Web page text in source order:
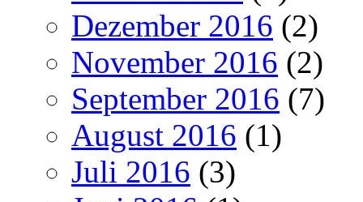
Dezember 2016 (2)
November 2016 (2)
September 2016 (7)
August 2016 (1)
Juli 2016 (3)